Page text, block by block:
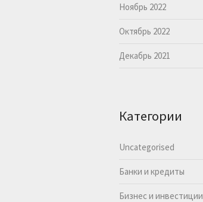
Ноябрь 2022
Октябрь 2022
Декабрь 2021
Категории
Uncategorised
Банки и кредиты
Бизнес и инвестиции